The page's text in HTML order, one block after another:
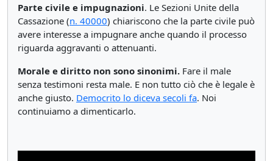
Parte civile e impugnazioni. Le Sezioni Unite della
Cassazione (n. 40000) chiariscono che la parte civile può
avere interesse a impugnare anche quando il processo
riguarda aggravanti o attenuanti.
Morale e diritto non sono sinonimi. Fare il male
senza testimoni resta male. E non tutto ciò che è legale è
anche giusto. Democrito lo diceva secoli fa. Noi
continuiamo a dimenticarlo.